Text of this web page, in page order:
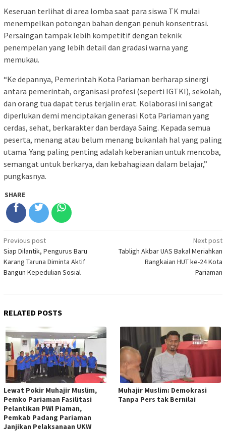
Keseruan terlihat di area lomba saat para siswa TK mulai
menempelkan potongan bahan dengan penuh konsentrasi.
Persaingan tampak lebih kompetitif dengan teknik
penempelan yang lebih detail dan gradasi warna yang
memukau.
“Ke depannya, Pemerintah Kota Pariaman berharap sinergi
antara pemerintah, organisasi profesi (seperti IGTKI), sekolah,
dan orang tua dapat terus terjalin erat. Kolaborasi ini sangat
diperlukan demi menciptakan generasi Kota Pariaman yang
cerdas, sehat, berkarakter dan berdaya Saing. Kepada semua
peserta, menang atau belum menang bukanlah hal yang paling
utama. Yang paling penting adalah keberanian untuk mencoba,
semangat untuk berkarya, dan kebahagiaan dalam belajar,”
pungkasnya.
SHARE
Post
navigation
Previous post
Siap Dilantik, Pengurus Baru
Karang Taruna Diminta Aktif
Bangun Kepedulian Sosial
Next post
Tabligh Akbar UAS Bakal Meriahkan
Rangkaian HUT ke-24 Kota
Pariaman
RELATED POSTS
Lewat Pokir Muhajir Muslim,
Pemko Pariaman Fasilitasi
Pelantikan PWI Piaman,
Pemkab Padang Pariaman
Janjikan Pelaksanaan UKW
Muhajir Muslim: Demokrasi
Tanpa Pers tak Bernilai